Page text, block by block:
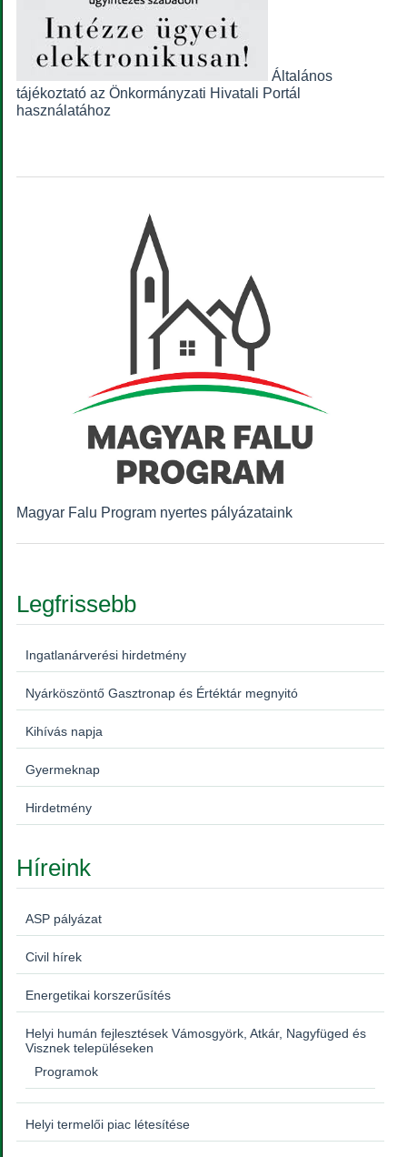
Általános
tájékoztató az Önkormányzati Hivatali Portál
használatához
Magyar Falu Program nyertes pályázataink
Legfrissebb
Ingatlanárverési hirdetmény
Nyárköszöntő Gasztronap és Értéktár megnyitó
Kihívás napja
Gyermeknap
Hirdetmény
Híreink
ASP pályázat
Civil hírek
Energetikai korszerűsítés
Helyi humán fejlesztések Vámosgyörk, Atkár, Nagyfüged és
Visznek településeken
Programok
Helyi termelői piac létesítése